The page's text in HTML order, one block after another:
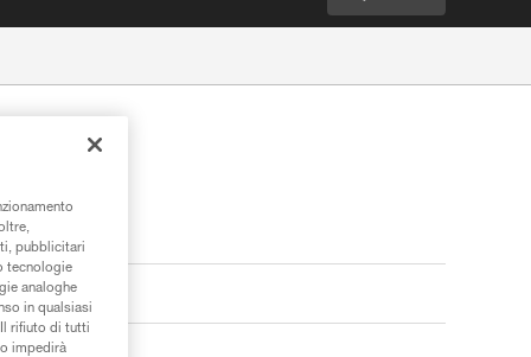
pubblicitari
tecnologie
analoghe
in qualsiasi
rifiuto di tutti
impedirà